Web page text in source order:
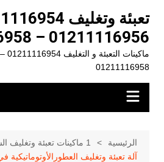
المحتوى01211116956 – 01211116958
01211116958
الرئيسية
1 ماكينات تعبئة وتغليف السوائل فى اكياس